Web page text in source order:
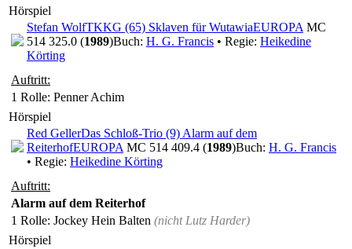
Hörspiel
Stefan WolfTKKG (65) Sklaven für WutawiaEUROPA MC
514 325.0 (1989)Buch: H. G. Francis • Regie: Heikedine
Körting
Auftritt:
1 Rolle: Penner Achim
Hörspiel
Red GellerDas Schloß-Trio (9) Alarm auf dem
ReiterhofEUROPA MC 514 409.4 (1989)Buch: H. G. Francis
• Regie: Heikedine Körting
Auftritt:
Alarm auf dem Reiterhof
1 Rolle: Jockey Hein Balten (nicht Lutz Harder)
Hörspiel